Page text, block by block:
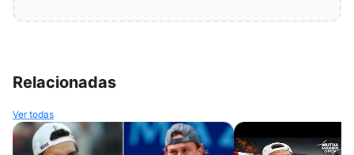
Relacionadas
Ver todas